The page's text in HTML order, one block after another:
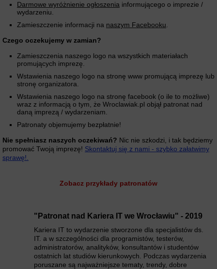
Darmowe wyróżnienie ogłoszenia informującego o imprezie /
wydarzeniu.
Zamieszczenie informacji na naszym Facebooku
Czego oczekujemy w zamian?
Zamieszczenia naszego logo na wszystkich materiałach
promujących imprezę.
Wstawienia naszego logo na stronę www promującą imprezę lub
stronę organizatora.
Wstawienia naszego logo na stronę facebook (o ile to możliwe)
wraz z informacją o tym, że Wroclawiak.pl objął patronat nad
daną imprezą / wydarzeniam.
Patronaty objemujemy bezpłatnie!
Nie spełniasz naszych oczekiwań? Nic nie szkodzi, i tak będziemy
promować Twoją imprezę! Skontaktuj się z nami - szybko załatwimy
sprawę!.
Zobacz przykłady patronatów
"Patronat nad Kariera IT we Wrocławiu" - 2019
Kariera IT to wydarzenie stworzone dla specjalistów ds.
IT. a w szczególności dla programistów, testerów,
administratorów, analityków, konsultantów i studentów
ostatnich lat studiów kierunkowych. Podczas wydarzenia
poruszane są najważniejsze tematy, trendy, dobre